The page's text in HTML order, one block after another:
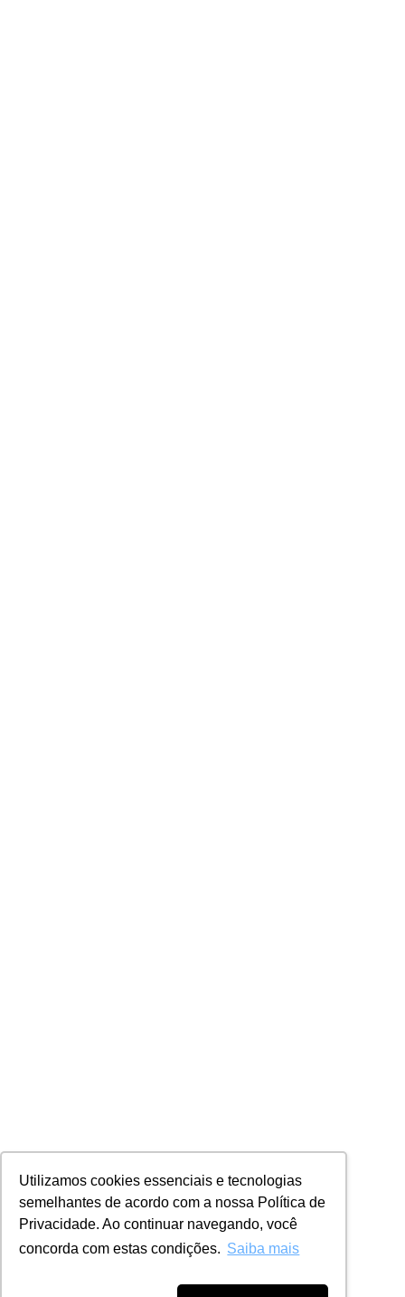
Utilizamos cookies essenciais e tecnologias
semelhantes de acordo com a nossa Política de
Privacidade. Ao continuar navegando, você
concorda com estas condições. Saiba mais